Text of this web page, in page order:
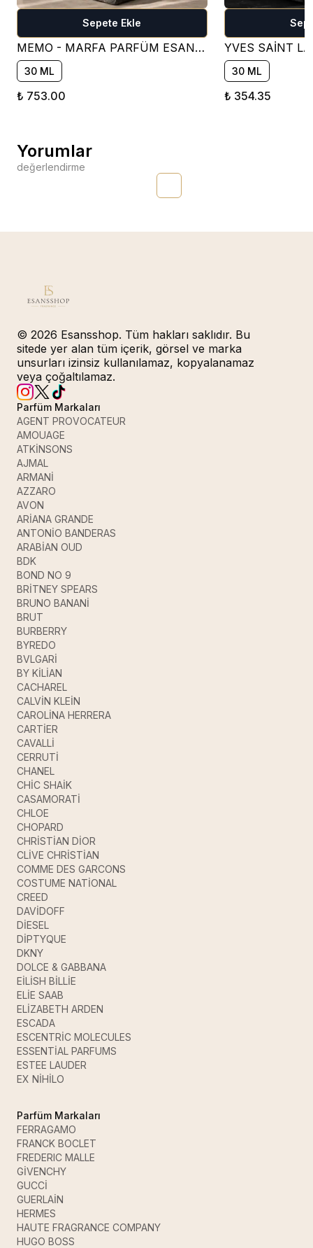
Sepete Ekle
MEMO - MARFA PARFÜM ESANSI ( ÇİÇEKSİ )
30 ML
₺ 753.00
30 ML
₺ 354.35
Yorumlar
değerlendirme
© 2026 Esansshop. Tüm hakları saklıdır. Bu
sitede yer alan tüm içerik, görsel ve marka
unsurları izinsiz kullanılamaz, kopyalanamaz
veya çoğaltılamaz.
Parfüm Markaları
AGENT PROVOCATEUR
AMOUAGE
ATKİNSONS
AJMAL
ARMANİ
AZZARO
AVON
ARİANA GRANDE
ANTONİO BANDERAS
ARABİAN OUD
BDK
BOND NO 9
BRİTNEY SPEARS
BRUNO BANANİ
BRUT
BURBERRY
BYREDO
BVLGARİ
BY KİLİAN
CACHAREL
CALVİN KLEİN
CAROLİNA HERRERA
CARTİER
CAVALLİ
CERRUTİ
CHANEL
CHİC SHAİK
CASAMORATİ
CHLOE
CHOPARD
CHRİSTİAN DİOR
CLİVE CHRİSTİAN
COMME DES GARCONS
COSTUME NATİONAL
CREED
DAVİDOFF
DİESEL
DİPTYQUE
DKNY
DOLCE & GABBANA
EİLİSH BİLLİE
ELİE SAAB
ELİZABETH ARDEN
ESCADA
ESCENTRİC MOLECULES
ESSENTİAL PARFUMS
ESTEE LAUDER
EX NİHİLO
Parfüm Markaları
FERRAGAMO
FRANCK BOCLET
FREDERIC MALLE
GİVENCHY
GUCCİ
GUERLAİN
HERMES
HAUTE FRAGRANCE COMPANY
HUGO BOSS